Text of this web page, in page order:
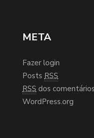
META
Fazer login
Posts RSS
RSS dos comentários
WordPress.org